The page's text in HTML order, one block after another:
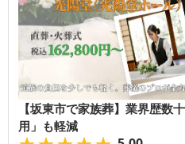
【坂東市で家族葬】業界歴数
用」も軽減